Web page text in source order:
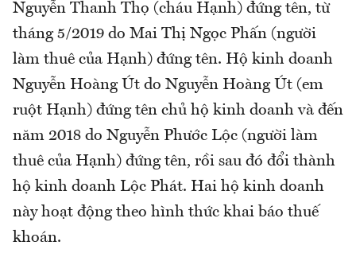
Nguyễn Thanh Thọ (cháu Hạnh) đứng tên, từ
tháng 5/2019 do Mai Thị Ngọc Phấn (người
làm thuê của Hạnh) đứng tên. Hộ kinh doanh
Nguyễn Hoàng Út do Nguyễn Hoàng Út (em
ruột Hạnh) đứng tên chủ hộ kinh doanh và đến
năm 2018 do Nguyễn Phước Lộc (người làm
thuê của Hạnh) đứng tên, rồi sau đó đổi thành
hộ kinh doanh Lộc Phát. Hai hộ kinh doanh
này hoạt động theo hình thức khai báo thuế
khoán.